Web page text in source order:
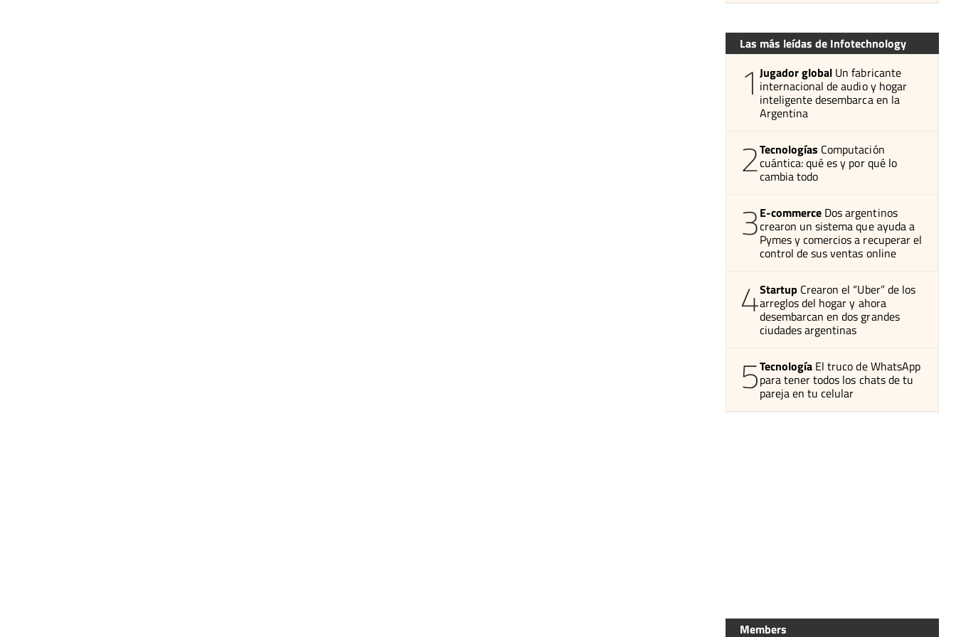
Las más leídas de Infotechnology
1 Jugador global Un fabricante
internacional de audio y hogar
inteligente desembarca en la
Argentina
2Tecnologías Computación
cuántica: qué es y por qué lo
cambia todo
3E-commerce Dos argentinos
crearon un sistema que ayuda a
Pymes y comercios a recuperar el
control de sus ventas online
4Startup Crearon el “Uber” de los
arreglos del hogar y ahora
desembarcan en dos grandes
ciudades argentinas
5Tecnología El truco de WhatsApp
para tener todos los chats de tu
pareja en tu celular
Members